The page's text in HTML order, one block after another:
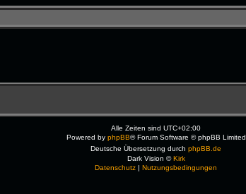
Alle Zeiten sindUTC+02:00
Powered by phpBB® Forum Software © phpBB Limited
Deutsche Übersetzung durchphpBB.de
Dark Vision ©Kirk
Datenschutz |Nutzungsbedingungen